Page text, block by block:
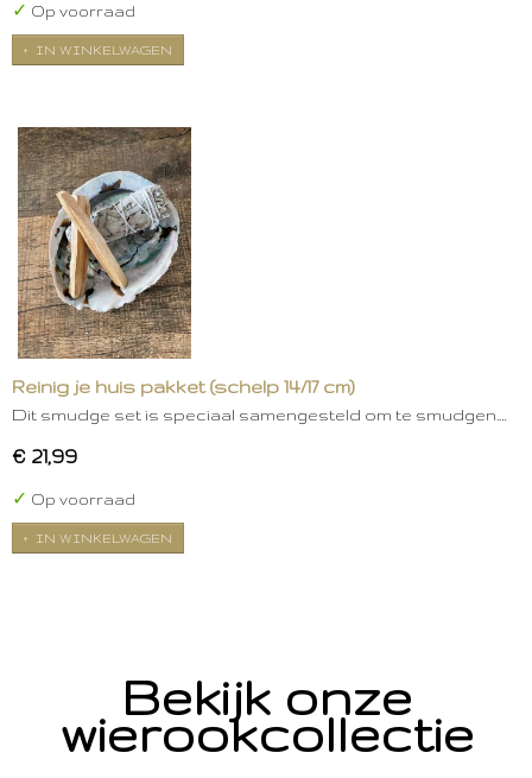
✓ Op voorraad
IN WINKELWAGEN
Reinig je huis pakket (schelp 14/17 cm)
Dit smudge set is speciaal samengesteld om te smudgen.…
€ 21,99
✓ Op voorraad
IN WINKELWAGEN
Bekijk onze
wierookcollectie